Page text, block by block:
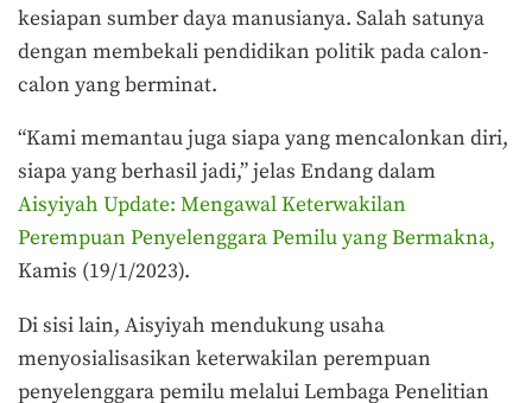
kesiapan sumber daya manusianya. Salah satunya
dengan membekali pendidikan politik pada calon-
calon yang berminat.
“Kami memantau juga siapa yang mencalonkan diri,
siapa yang berhasil jadi,” jelas Endang dalam
Aisyiyah Update: Mengawal Keterwakilan
Perempuan Penyelenggara Pemilu yang Bermakna,
Kamis (19/1/2023).
Di sisi lain, Aisyiyah mendukung usaha
menyosialisasikan keterwakilan perempuan
penyelenggara pemilu melalui Lembaga Penelitian